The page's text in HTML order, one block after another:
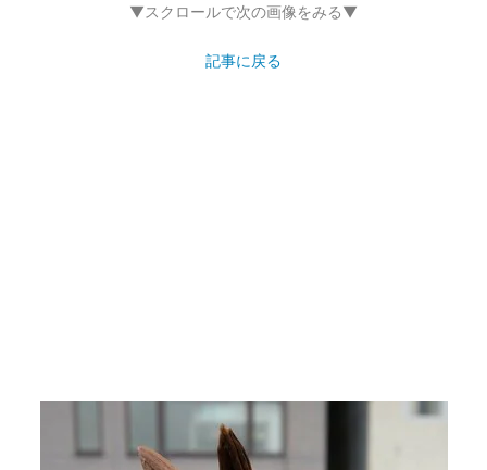
▼スクロールで次の画像をみる▼
記事に戻る